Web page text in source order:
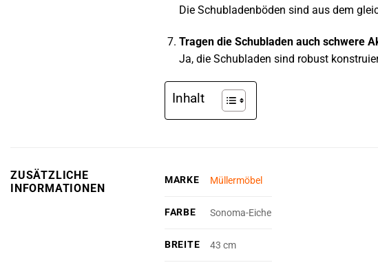
Die Schubladenböden sind aus dem
Tragen die Schubladen auch schwere
Ja, die Schubladen sind robust
Inhalt
ZUSÄTZLICHE
INFORMATIONEN
MARKE Müllermöbel
FARBE Sonoma-Eiche
BREITE 43 cm